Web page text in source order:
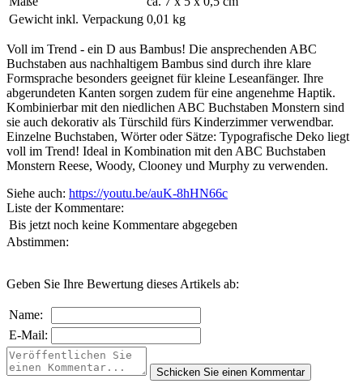
Gewicht inkl. Verpackung 0,01 kg
Voll im Trend - ein D aus Bambus! Die ansprechenden ABC
Buchstaben aus nachhaltigem Bambus sind durch ihre klare
Formsprache besonders geeignet für kleine Leseanfänger. Ihre
abgerundeten Kanten sorgen zudem für eine angenehme Haptik.
Kombinierbar mit den niedlichen ABC Buchstaben Monstern sind
sie auch dekorativ als Türschild fürs Kinderzimmer verwendbar.
Einzelne Buchstaben, Wörter oder Sätze: Typografische Deko liegt
voll im Trend! Ideal in Kombination mit den ABC Buchstaben
Monstern Reese, Woody, Clooney und Murphy zu verwenden.
Siehe auch: https://youtu.be/auK-8hHN66c
Liste der Kommentare:
Bis jetzt noch keine Kommentare abgegeben
Abstimmen:
Geben Sie Ihre Bewertung dieses Artikels ab:
Name:
E-Mail: